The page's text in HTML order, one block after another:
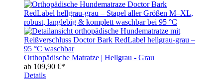
Orthopädische Matratze | Hellgrau - Grau
ab 109,90 €*
Details